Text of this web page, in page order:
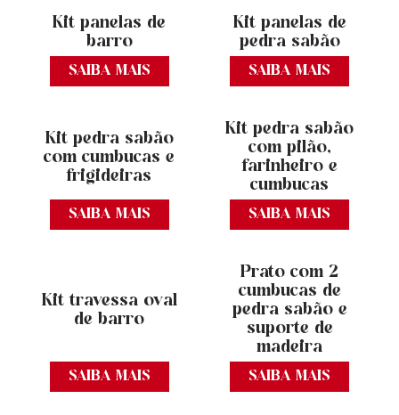
Kit panelas de
barro
SAIBA MAIS
Kit panelas de
pedra sabão
SAIBA MAIS
Kit pedra sabão
com cumbucas e
frigideiras
SAIBA MAIS
Kit pedra sabão
com pilão,
farinheiro e
cumbucas
SAIBA MAIS
Kit travessa oval
de barro
SAIBA MAIS
Prato com 2
cumbucas de
pedra sabão e
suporte de
madeira
SAIBA MAIS